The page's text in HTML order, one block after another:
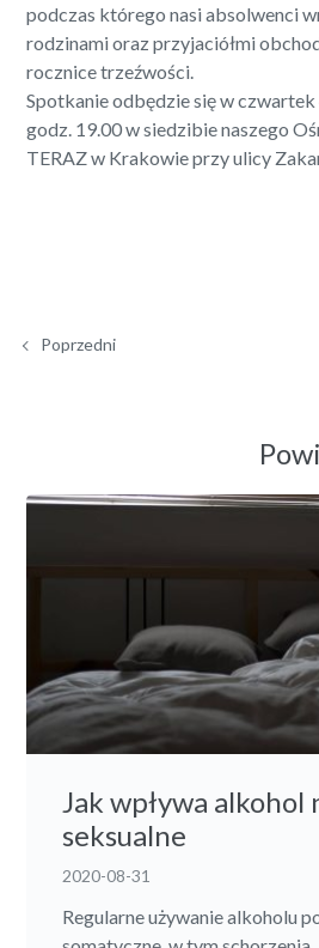
podczas którego nasi absolwenci
rodzinami oraz przyjaciółmi
rocznice trzeźwości.
Spotkanie odbędzie się w
godz. 19.00 w siedzibie naszego
TERAZ w Krakowie przy ulicy
Poprzedni
Jak wpływa alkohol
seksualne
2020-08-31
Regularne używanie alkoholu